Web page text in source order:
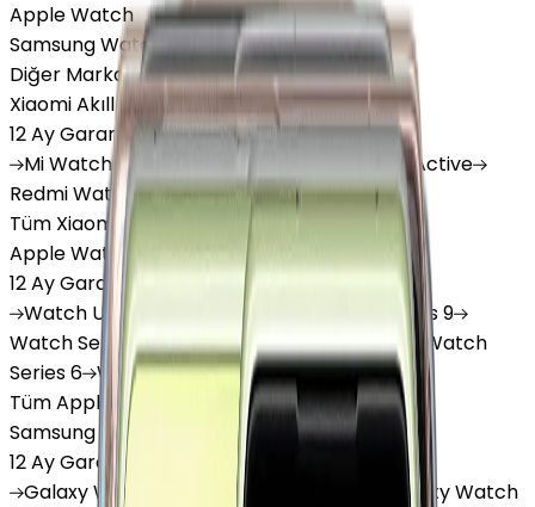
Apple Watch
Samsung Watch
Diğer Markalar
Xiaomi Akıllı Saat
12 Ay Garanti •6 Taksit
MiWatch Mi Watch Lite Redmi
Watch 3 Active
RedmiWatch 5 Lite RedmiWatch 5 Active
Tüm Xiaomi Akıllı Saat'lar
Apple Watch
12 Ay Garanti•
Watch Ultra Series 10
Series 9
WatchSeries 8 WatchSeries 7 WatchSE
Watch
Series 6 WatchSeries 5
Tüm Apple Watch'lar
Samsung Watch
12 Ay Garanti
GalaxyWatch 7 Galaxy GalaxyWatch